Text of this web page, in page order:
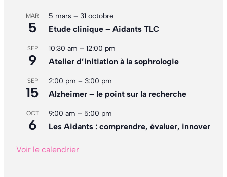
MAR
5
5 mars – 31 octobre
Etude clinique – Aidants TLC
SEP
9
10:30 am – 12:00 pm
Atelier d’initiation à la sophrologie
SEP
15
2:00 pm – 3:00 pm
Alzheimer – le point sur la recherche
OCT
6
9:00 am – 5:00 pm
Les Aidants : comprendre, évaluer, innover
Voir le calendrier